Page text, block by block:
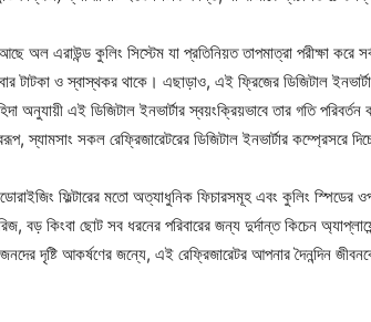
অল এরাউন্ড কুলিং সিস্টেম যা প্রতিনিয়ত তাপমাত্রা পরীক্ষা করে
টাটকা ও স্বাস্থকর থাকে। এছাড়াও, এই ফ্রিজের ডিজিটাল
অনুযায়ী এই ডিজিটাল ইনভার্টার স্বয়ংক্রিয়ভাবে তার গতি
স্যামসাং সকল রেফ্রিজারেটরের ডিজিটাল ইনভার্টার কম্প্রেসরে
ফিল্টারের মতো অত্যাধুনিক ফিচারসমূহ এবং কুলিং স্পিডের
বড় কিংবা ছোট সব ধরনের পরিবারের জন্য দুর্দান্ত কিচেন
দৃষ্টি আকর্ষণের জন্যে, এই রেফ্রিজারেটর আপনার দৈনন্দিন